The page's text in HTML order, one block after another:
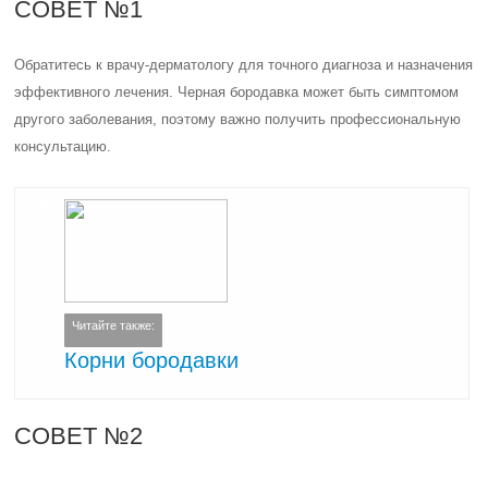
СОВЕТ №1
Обратитесь к врачу-дерматологу для точного диагноза и назначения
эффективного лечения. Черная бородавка может быть симптомом
другого заболевания, поэтому важно получить профессиональную
консультацию.
Читайте также:
Корни бородавки
СОВЕТ №2